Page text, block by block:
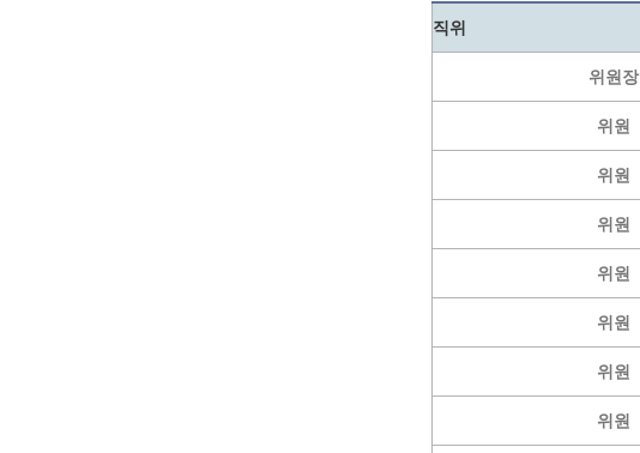
직위
위원장
위원
위원
위원
위원
위원
위원
위원